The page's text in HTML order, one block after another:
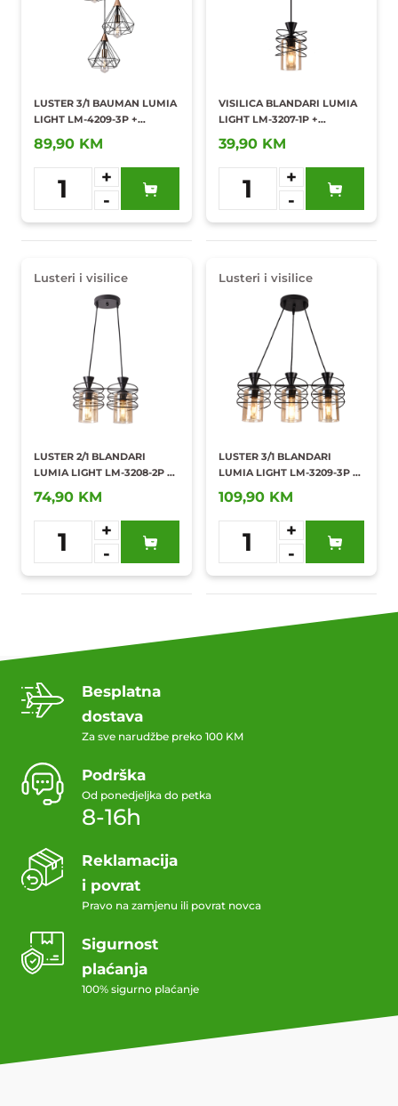
LUSTER 3/1 BAUMAN LUMIA
LIGHT LM-4209-3P +
SIJALICA
89,90 KM
1
+
-
Dodaj u
omiljene
VISILICA BLANDARI LUMIA
LIGHT LM-3207-1P +
SIJALICA
39,90 KM
1
+
-
Dodaj u
omiljene
Lusteri i visilice
LUSTER 2/1 BLANDARI
LUMIA LIGHT LM-3208-2P +
SIJALICA
74,90 KM
1
+
-
Dodaj u
omiljene
Lusteri i visilice
LUSTER 3/1 BLANDARI
LUMIA LIGHT LM-3209-3P +
SIJALICA
109,90 KM
1
+
-
Dodaj u
omiljene
Besplatna
dostava
Za sve narudžbe preko 100 KM
Podrška
Od ponedjeljka do petka
8-16h
Reklamacija
i povrat
Pravo na zamjenu ili povrat novca
Sigurnost
plaćanja
100% sigurno plaćanje